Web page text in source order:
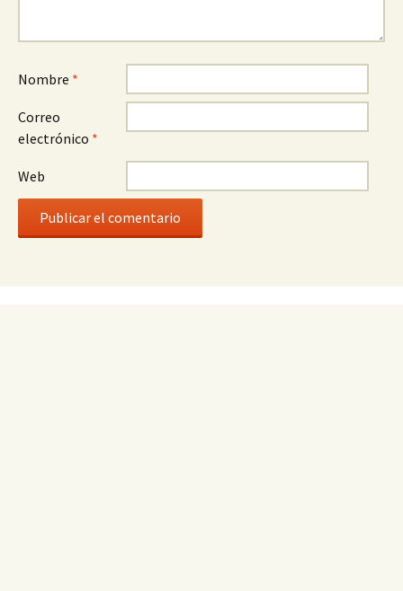
Nombre *
Correo
electrónico *
Web